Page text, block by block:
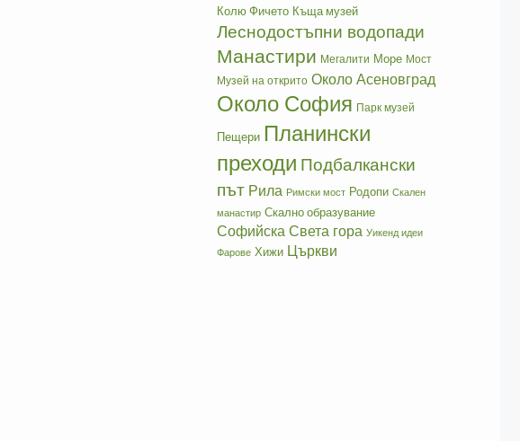
Колю Фичето Къща музей
Леснодостъпни водопади
Манастири Мегалити Море Мост
Музей на открито Около Асеновград
Около София Парк музей
Пещери Планински
преходи Подбалкански
път Рила Римски мост Родопи Скален
манастир Скално образувание
Софийска Света гора Уикенд идеи
Фарове Хижи Църкви